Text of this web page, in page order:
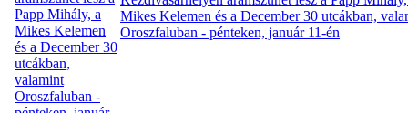
Mikes Kelemen és a December 30 utcákban,
Oroszfaluban - pénteken, január 11-én